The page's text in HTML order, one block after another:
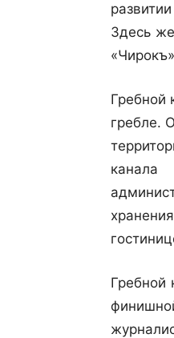
Здесь
Гребной
гребле.
Гребной